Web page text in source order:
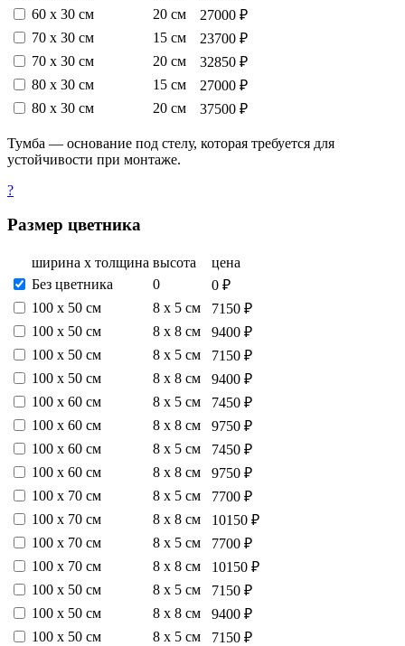
60 х 30 см
20 см
27000 ₽
70 х 30 см
15 см
23700 ₽
70 х 30 см
20 см
32850 ₽
80 х 30 см
15 см
27000 ₽
80 х 30 см
20 см 37500 ₽
Тумба — основание под стелу, которая требуется для
устойчивости при монтаже.
?
Размер цветника
ширина х толщина высота
цена
Без цветника
0
0 ₽
100 х 50 см
8 х 5 см
7150 ₽
100 х 50 см
8 х 8 см
9400 ₽
100 х 50 см
8 х 5 см
7150 ₽
100 х 50 см
8 х 8 см
9400 ₽
100 х 60 см
8 х 5 см
7450 ₽
100 х 60 см
8 х 8 см
9750 ₽
100 х 60 см
8 х 5 см
7450 ₽
100 х 60 см
8 х 8 см
9750 ₽
100 х 70 см
8 х 5 см
7700 ₽
100 х 70 см
8 х 8 см
10150 ₽
100 х 70 см
8 х 5 см
7700 ₽
100 х 70 см
8 х 8 см
10150 ₽
100 х 50 см
8 х 5 см
7150 ₽
100 х 50 см
8 х 8 см
9400 ₽
100 х 50 см
8 х 5 см
7150 ₽